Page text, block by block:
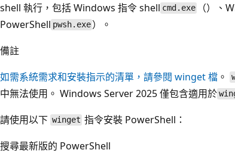
shell 執行，包括 Windows 指令 shell cmd.exe （）、
PowerShell pwsh.exe ）。
備註
如需系統需求和安裝指示的清單，請參閱 winget 檔 。
中無法使用。 Windows Server 2025 僅包含適用於
請使用以下 winget 指令安裝 PowerShell：
搜尋最新版的 PowerShell